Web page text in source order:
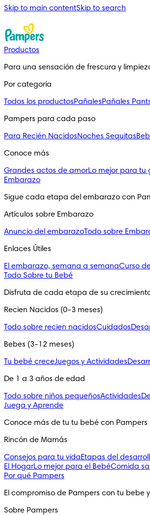
Skip to main contentSkip to search
Productos
Para una sensación de frescura y
Por categoría
Todos los productosPañalesPañales
Pampers para cada paso
Para Recién NacidosNoches Sequitas
Conoce más
Grandes actos de amorLo mejor para tu
Embarazo
Sigue cada etapa del embarazo con
Artículos sobre Embarazo
Anuncio del embarazoTodo sobre
Enlaces Útiles
El embarazo, semana a semanaCurso
Todo Sobre tu Bebé
Disfruta de cada etapa de su
Recien Nacidos (0-3 meses)
Todo sobre recien nacidosCuidados
Bebes (3-12 meses)
Tu bebé creceJuegos y Actividades
De 1 a 3 años de edad
Todo sobre niños pequeñosActividades
Juega y Aprende
Conoce más de tu tu bebé con Pampers
Rincón de Mamás
Consejos para tu vidaEtapas del
El HogarLo mejor para el BebéComida
Por qué Pampers
El compromiso de Pampers con tu bebe
Sobre Pampers